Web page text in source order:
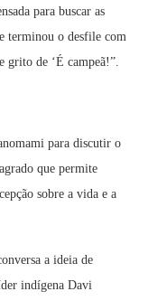
para buscar as
terminou o desfile com
grito de ‘É campeã!”.
para discutir o
que permite
sobre a vida e a
a ideia de
indígena Davi